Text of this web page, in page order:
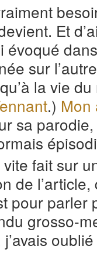
Et
évoqué
sur
la vie
.) Mon
sa parodie,
fait sur
de
pour parler
grosso-